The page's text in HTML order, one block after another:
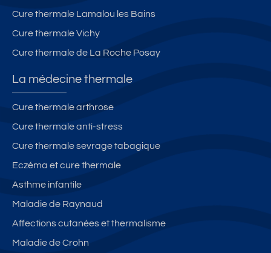
Cure thermale Lamalou les Bains
Cure thermale Vichy
Cure thermale de La Roche Posay
La médecine thermale
Cure thermale arthrose
Cure thermale anti-stress
Cure thermale sevrage tabagique
Eczéma et cure thermale
Asthme infantile
Maladie de Raynaud
Affections cutanées et thermalisme
Maladie de Crohn